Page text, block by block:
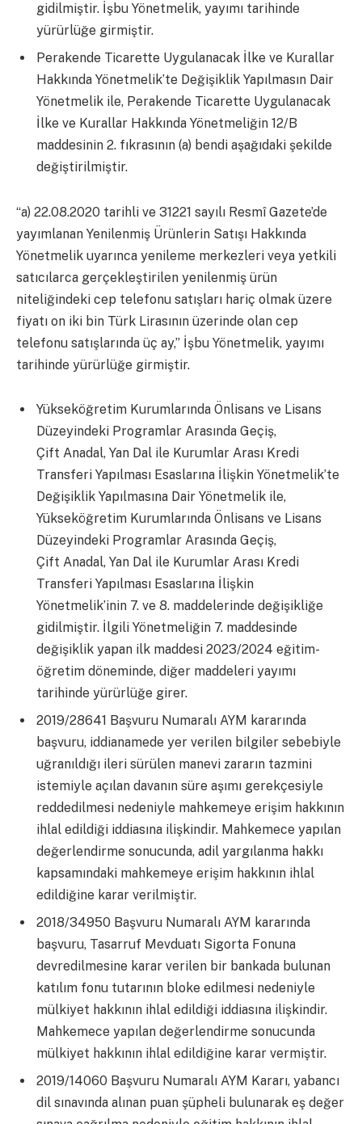
gidilmiştir. İşbu Yönetmelik, yayımı tarihinde
yürürlüğe girmiştir.
Perakende Ticarette Uygulanacak İlke ve Kurallar
Hakkında Yönetmelik’te Değişiklik Yapılmasın Dair
Yönetmelik ile, Perakende Ticarette Uygulanacak
İlke ve Kurallar Hakkında Yönetmeliğin 12/B
maddesinin 2. fıkrasının (a) bendi aşağıdaki şekilde
değiştirilmiştir.
“a) 22.08.2020 tarihli ve 31221 sayılı Resmî Gazete’de
yayımlanan Yenilenmiş Ürünlerin Satışı Hakkında
Yönetmelik uyarınca yenileme merkezleri veya yetkili
satıcılarca gerçekleştirilen yenilenmiş ürün
niteliğindeki cep telefonu satışları hariç olmak üzere
fiyatı on iki bin Türk Lirasının üzerinde olan cep
telefonu satışlarında üç ay,” İşbu Yönetmelik, yayımı
tarihinde yürürlüğe girmiştir.
Yükseköğretim Kurumlarında Önlisans ve Lisans
Düzeyindeki Programlar Arasında Geçiş,
Çift Anadal, Yan Dal ile Kurumlar Arası Kredi
Transferi Yapılması Esaslarına İlişkin Yönetmelik’te
Değişiklik Yapılmasına Dair Yönetmelik ile,
Yükseköğretim Kurumlarında Önlisans ve Lisans
Düzeyindeki Programlar Arasında Geçiş,
Çift Anadal, Yan Dal ile Kurumlar Arası Kredi
Transferi Yapılması Esaslarına İlişkin
Yönetmelik’inin 7. ve 8. maddelerinde değişikliğe
gidilmiştir. İlgili Yönetmeliğin 7. maddesinde
değişiklik yapan ilk maddesi 2023/2024 eğitim-
öğretim döneminde, diğer maddeleri yayımı
tarihinde yürürlüğe girer.
2019/28641 Başvuru Numaralı AYM kararında
başvuru, iddianamede yer verilen bilgiler sebebiyle
uğranıldığı ileri sürülen manevi zararın tazmini
istemiyle açılan davanın süre aşımı gerekçesiyle
reddedilmesi nedeniyle mahkemeye erişim hakkının
ihlal edildiği iddiasına ilişkindir. Mahkemece yapılan
değerlendirme sonucunda, adil yargılanma hakkı
kapsamındaki mahkemeye erişim hakkının ihlal
edildiğine karar verilmiştir.
2018/34950 Başvuru Numaralı AYM kararında
başvuru, Tasarruf Mevduatı Sigorta Fonuna
devredilmesine karar verilen bir bankada bulunan
katılım fonu tutarının bloke edilmesi nedeniyle
mülkiyet hakkının ihlal edildiği iddiasına ilişkindir.
Mahkemece yapılan değerlendirme sonucunda
mülkiyet hakkının ihlal edildiğine karar vermiştir.
2019/14060 Başvuru Numaralı AYM Kararı, yabancı
dil sınavında alınan puan şüpheli bulunarak eş değer